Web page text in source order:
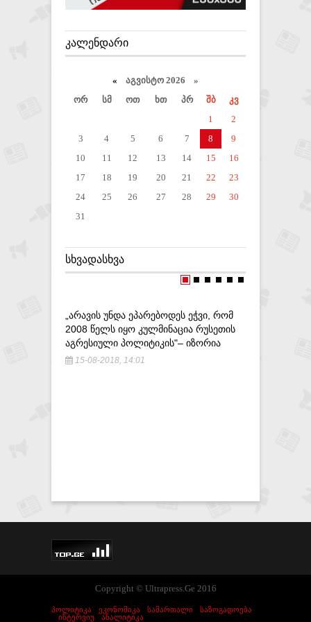
ᲙᲐᲚᲔᲜᲓᲐᲠᲘ
« აგვისტო 2026 »
ორ
სმ ოთ ხთ პრ შბ
კვ
1
2
3
4 5 6 7 8
9
10
11 12 13 14 15
16
17
18 19 20 21 22
23
24
25 26 27 28 29
30
31
ᲡᲮᲕᲐᲓᲐᲡᲮᲕᲐ
„ᲐᲠᲐᲕᲘᲡ ᲣᲜᲓᲐ ᲔᲞᲐᲠᲔᲑᲝᲓᲔᲡ ᲔᲭᲕᲘ, ᲠᲝᲛ
2008 ᲬᲔᲚᲡ ᲘᲧᲝ ᲙᲣᲚᲛᲘᲜᲐᲪᲘᲐ ᲠᲣᲡᲔᲗᲘᲡ
ᲐᲒᲠᲔᲡᲘᲣᲚᲘ ᲞᲝᲚᲘᲢᲘᲙᲘᲡ"– ᲘᲖᲝᲠᲘᲐ
15-08-2018, 14:01
Copyright © Ultrapress.Ge 2016
ᲞᲝᲚᲘᲢᲘᲙᲐ ᲔᲙᲝᲜᲝᲛᲘᲙᲐ ᲡᲐᲛᲐᲠᲗᲐᲚᲘ
ᲡᲐᲖᲝᲒᲐᲓᲝᲔᲑᲐ
ᲘᲜᲢᲔᲠᲕᲘᲣ
ᲐᲜᲐᲚᲘᲢᲘᲙᲐ